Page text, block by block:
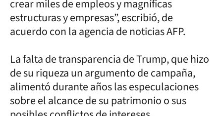
crear miles de empleos y magníficas
estructuras y empresas”, escribió, de
acuerdo con la agencia de noticias AFP.
La falta de transparencia de Trump, que hizo
de su riqueza un argumento de campaña,
alimentó durante años las especulaciones
sobre el alcance de su patrimonio o sus